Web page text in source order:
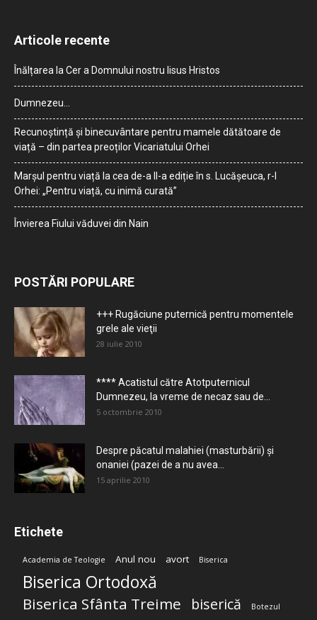
Articole recente
Înălțarea la Cer a Domnului nostru Iisus Hristos
Dumnezeu…
Recunoștință și binecuvântare pentru mamele dătătoare de
viață – din partea preoților Vicariatului Orhei
Marșul pentru viață la cea de-a II-a ediție în s. Lucășeuca, r-l
Orhei: „Pentru viață, cu inimă curată”
Învierea Fiului văduvei din Nain
POSTĂRI POPULARE
+++ Rugăciune puternică pentru momentele
grele ale vieţii
28 iulie 2010
**** Acatistul către Atotputernicul
Dumnezeu, la vreme de necaz sau de...
5 octombrie 2010
Despre păcatul malahiei (masturbării) şi
onaniei (pazei de a nu avea...
15 aprilie 2010
Etichete
Academia de Teologie Anul nou avort Biserica
Biserica Ortodoxă
Biserica Sfânta Treime biserică Botezul